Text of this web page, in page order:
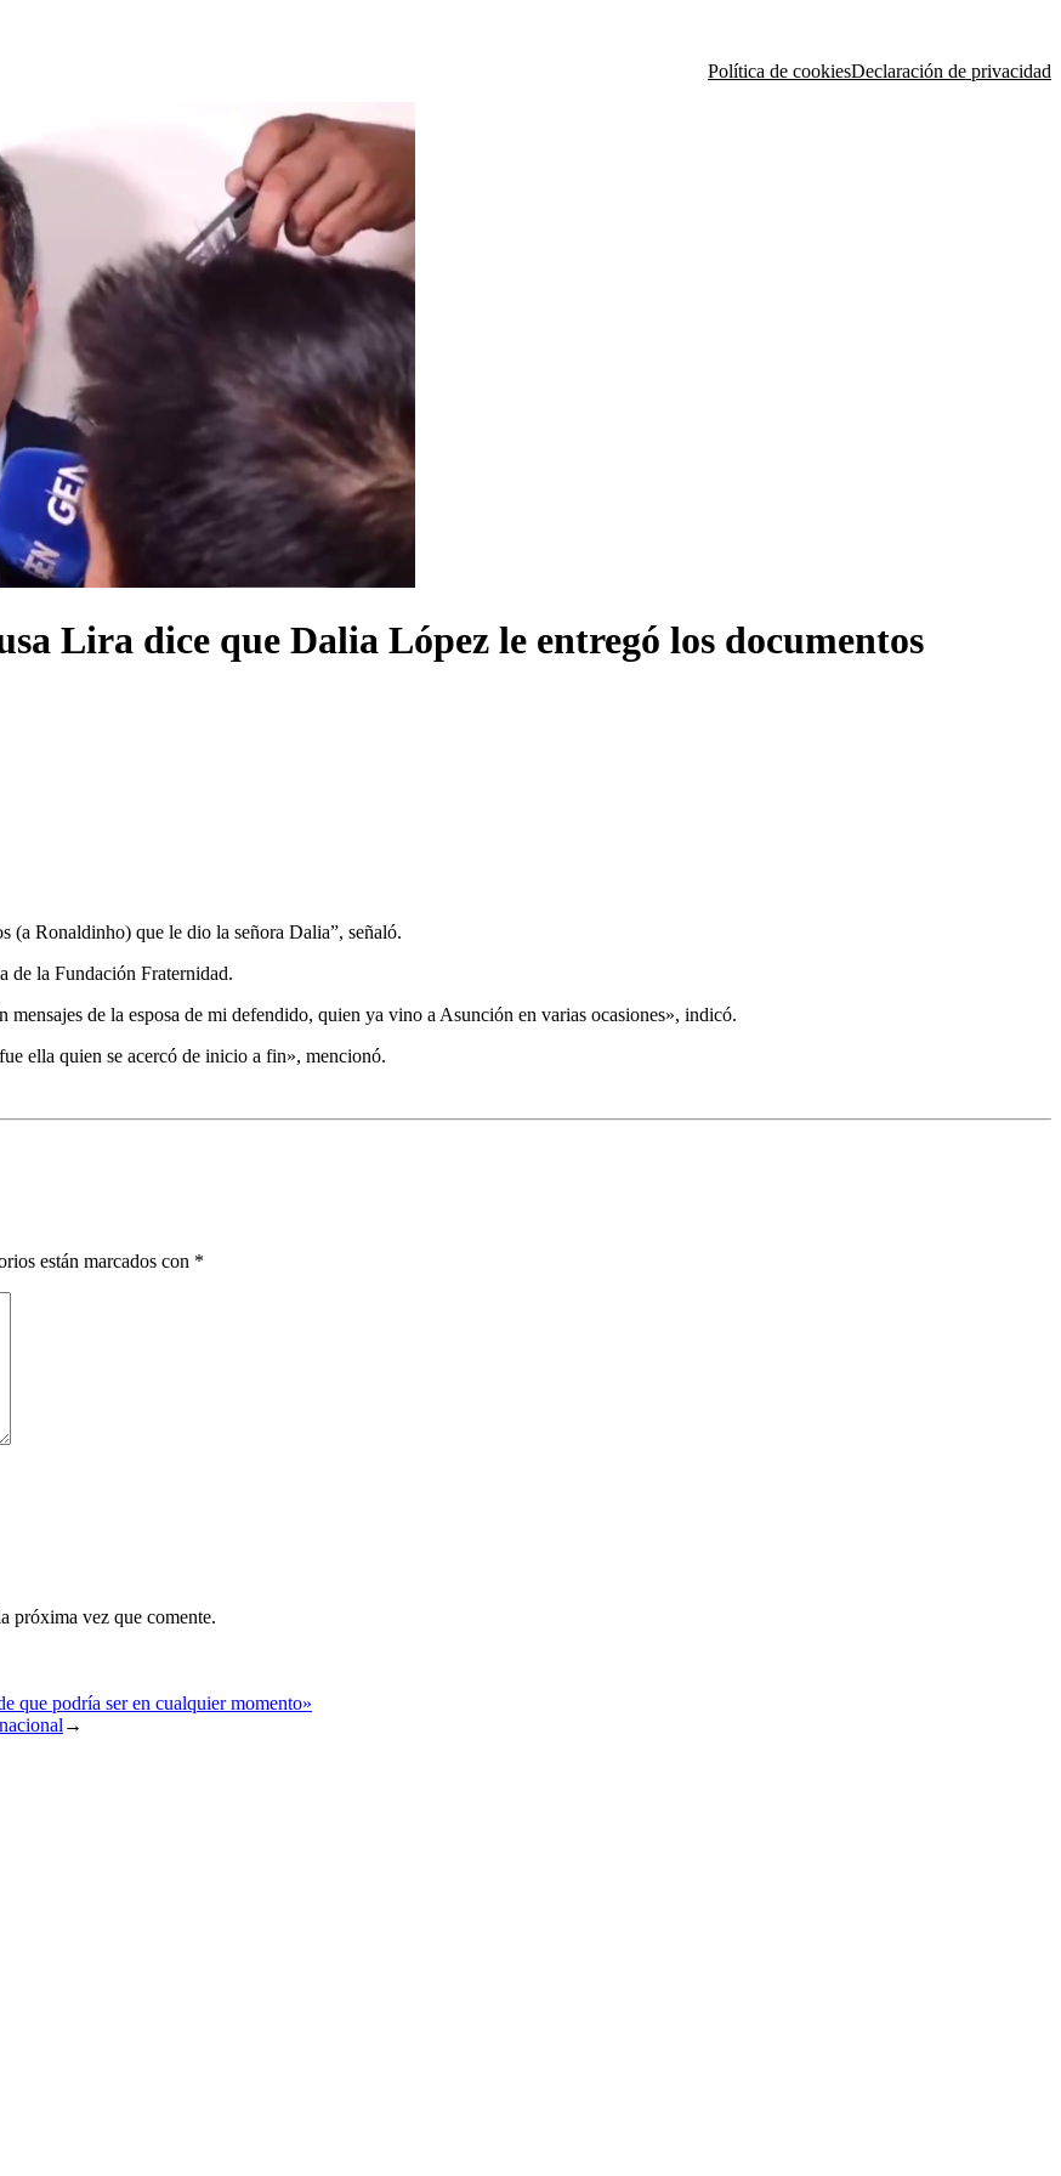
Política de cookiesDeclaración de privacidad
Lira dice que Dalia López le entregó los documentos
(a Ronaldinho) que le dio la señora Dalia”, señaló.
de la Fundación Fraternidad.
de la esposa de mi defendido, quien ya vino a Asunción en varias ocasiones», indicó.
ella quien se acercó de inicio a fin», mencionó.
están marcados con *
próxima vez que comente.
que podría ser en cualquier momento»
→